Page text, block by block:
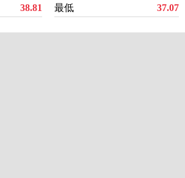
38.81 最低 37.07